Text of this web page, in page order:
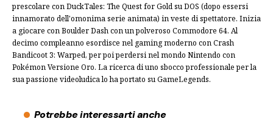
prescolare con DuckTales: The Quest for Gold su DOS (dopo essersi
innamorato dell'omonima serie animata) in veste di spettatore. Inizia
a giocare con Boulder Dash con un polveroso Commodore 64. Al
decimo compleanno esordisce nel gaming moderno con Crash
Bandicoot 3: Warped, per poi perdersi nel mondo Nintendo con
Pokémon Versione Oro. La ricerca di uno sbocco professionale per la
sua passione videoludica lo ha portato su GameLegends.
Potrebbe interessarti anche